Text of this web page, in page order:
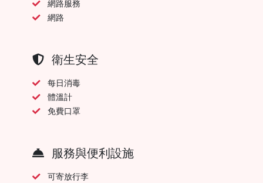
網路服務
網路
衛生安全
每日消毒
體溫計
免費口罩
服務與便利設施
可寄放行李